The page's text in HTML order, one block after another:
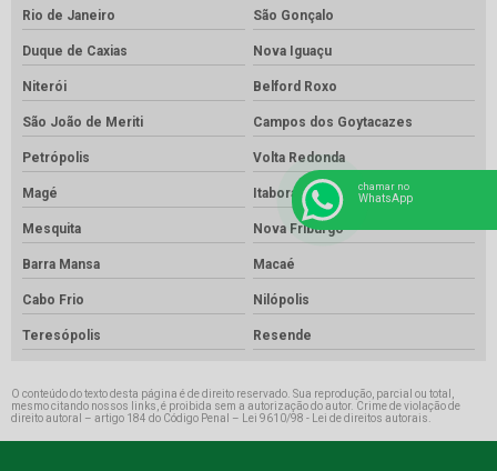
Rio de Janeiro São Gonçalo
Duque de Caxias Nova Iguaçu
Niterói Belford Roxo
São João de Meriti Campos dos Goytacazes
Petrópolis Volta Redonda
Magé Itaboraí
Mesquita Nova Friburgo
Barra Mansa Macaé
Cabo Frio Nilópolis
Teresópolis Resende
O conteúdo do texto desta página é de direito reservado. Sua reprodução, parcial ou total,
mesmo citando nossos links, é proibida sem a autorização do autor. Crime de violação de
direito autoral – artigo 184 do Código Penal –
Lei 9610/98 - Lei de direitos autorais
chamar no
WhatsApp